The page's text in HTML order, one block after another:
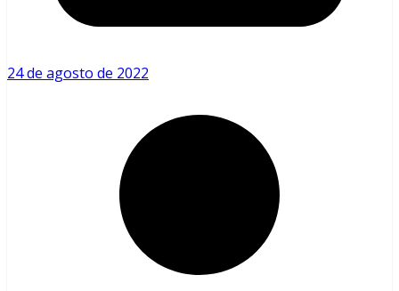
24 de agosto de 2022